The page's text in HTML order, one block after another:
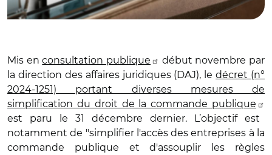
Mis enconsultation publique
début novembre par
la direction des affaires juridiques (DAJ), ledécret (n°
2024-1251) portant diverses mesures de
simplification du droit de la commande publique
est paru le 31 décembre dernier. L’objectif est
notamment de "simplifier l'accès des entreprises à la
commande publique et d'assouplir les règles